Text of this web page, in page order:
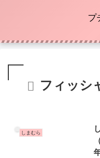
プ
フィッシ
しまむら